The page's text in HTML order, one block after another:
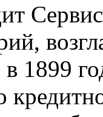
в 1899